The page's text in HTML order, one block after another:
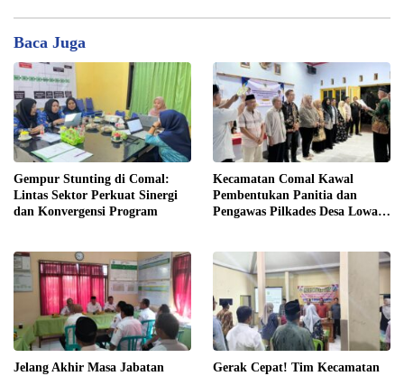
Baca Juga
Gempur Stunting di Comal:
Lintas Sektor Perkuat Sinergi
dan Konvergensi Program
Kecamatan Comal Kawal
Pembentukan Panitia dan
Pengawas Pilkades Desa Lowa
Jelang Akhir Masa Jabatan
Gerak Cepat! Tim Kecamatan